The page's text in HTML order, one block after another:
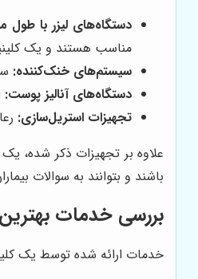
دستگاه‌های لیزر با
مناسب هستند و یک
سیستم‌های خنک‌کننده:
دستگاه‌های آنالیز پوست:
تجهیزات استریل‌سازی:
علاوه بر تجهیزات ذکر شده،
باشند و بتوانند به سوالات
بررسی خدمات
خدمات ارائه شده توسط یک